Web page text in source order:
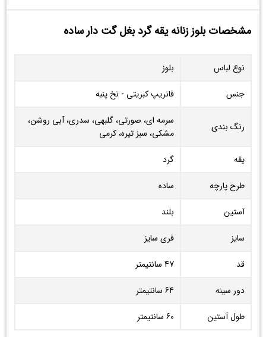
مشخصات بلوز زنانه یقه گرد بغل گت دار ساده
نوع لباس
بلوز
جنس
فانریپ کبریتی - نخ پنبه
رنگ بندی
سرمه ای، صورتی، گلبهی، سدری، آبی روشن،
مشکی، سبز تیره، کرمی
یقه
گرد
طرح پارچه
ساده
آستین
بلند
سایز
فری سایز
قد
47 سانتیمتر
دور سینه
64 سانتیمتر
طول آستین
60 سانتیمتر